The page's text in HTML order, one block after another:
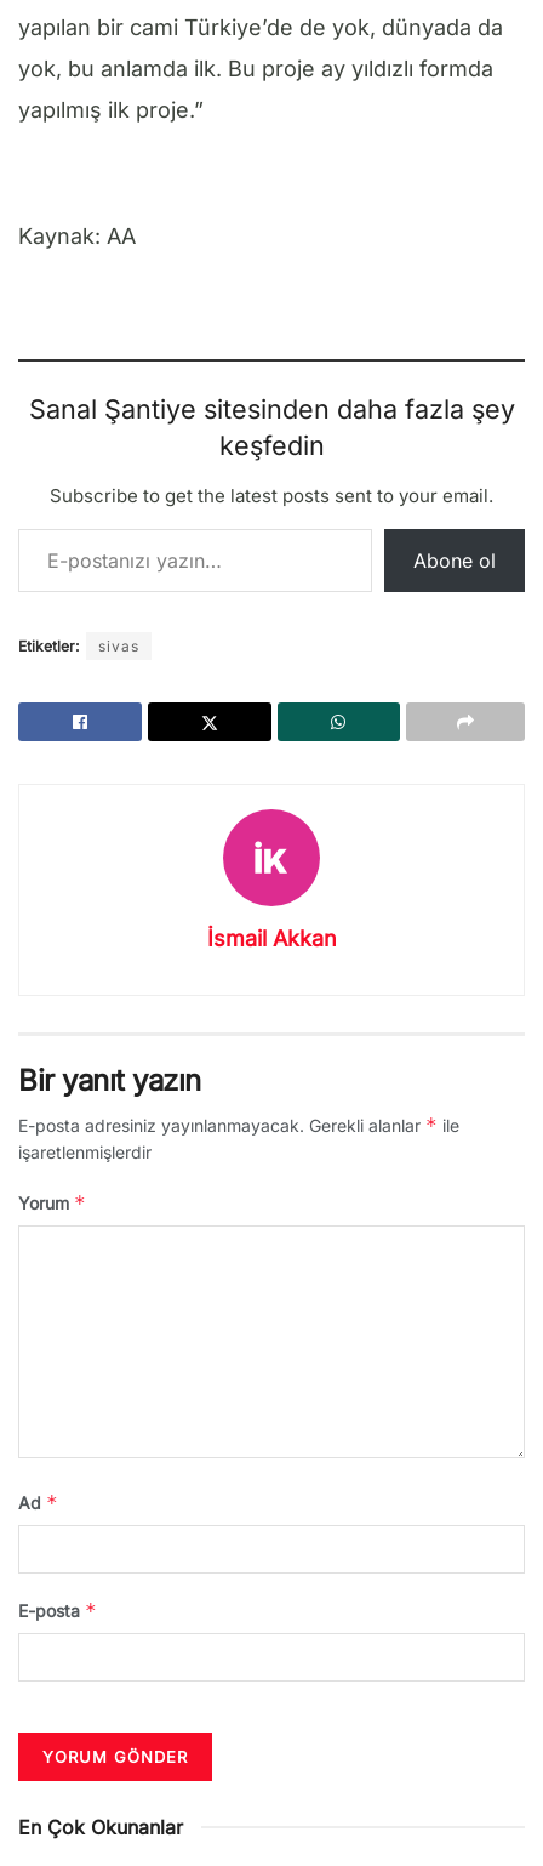
yapılan bir cami Türkiye’de de yok, dünyada da
yok, bu anlamda ilk. Bu proje ay yıldızlı formda
yapılmış ilk proje.”
Kaynak: AA
Sanal Şantiye sitesinden daha fazla şey
keşfedin
Subscribe to get the latest posts sent to your email.
E-postanızı yazın…
Abone ol
Etiketler: sivas
İsmail Akkan
Bir yanıt yazın
E-posta adresiniz yayınlanmayacak. Gerekli alanlar * ile
işaretlenmişlerdir
Yorum *
Ad *
E-posta *
En Çok Okunanlar